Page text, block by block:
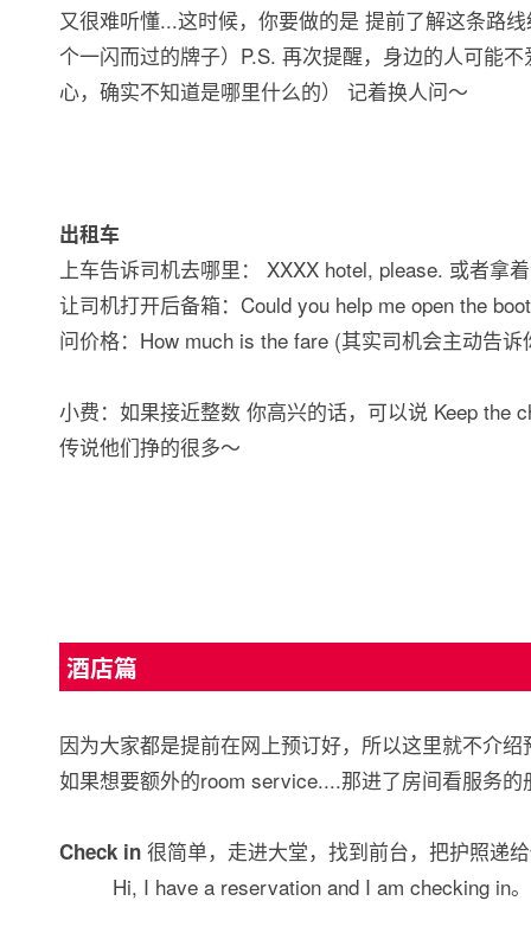
又很难听懂...这时候，你要做的是 提前了解这条路
个一闪而过的牌子）P.S. 再次提醒，身边的人可能
心，确实不知道是哪里什么的） 记着换人问～
出租车
上车告诉司机去哪里： XXXX hotel, please. 或者拿
让司机打开后备箱：Could you help me open the
问价格：How much is the fare (其实司机会主动告诉
小费：如果接近整数 你高兴的话，可以说 Keep the
传说他们挣的很多～
酒店篇
因为大家都是提前在网上预订好，所以这里就不介
如果想要额外的room service....那进了房间看服务
Check in 很简单，走进大堂，找到前台，把护照递
Hi, I have a reservation and I am checking in。